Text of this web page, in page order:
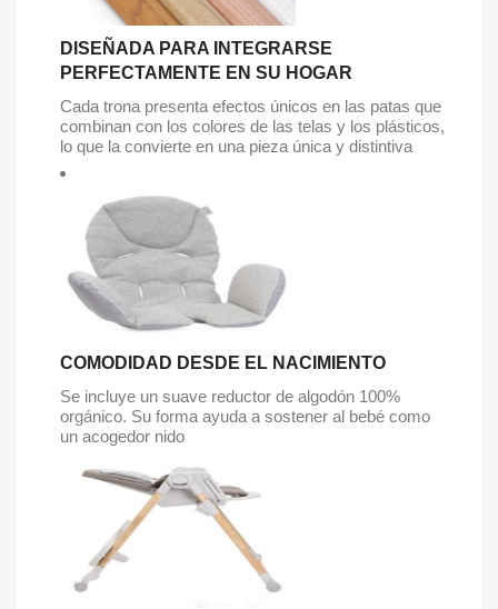
DISEÑADA PARA INTEGRARSE
PERFECTAMENTE EN SU HOGAR
Cada trona presenta efectos únicos en las patas que
combinan con los colores de las telas y los plásticos,
lo que la convierte en una pieza única y distintiva
COMODIDAD DESDE EL NACIMIENTO
Se incluye un suave reductor de algodón 100%
orgánico. Su forma ayuda a sostener al bebé como
un acogedor nido